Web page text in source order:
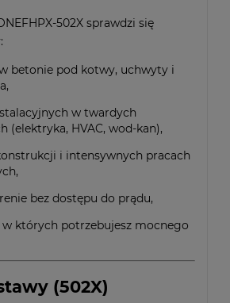
502X sprawdzi się
betonie pod kotwy, uchwyty i
w twardych
(elektryka, HVAC, wod-kan),
i intensywnych pracach
bez dostępu do prądu,
w których potrzebujesz mocnego
(502X)